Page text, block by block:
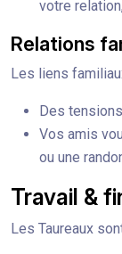
votre
Relations
Les liens
Des
Vos amis
ou une
Travail &
Les Taureaux